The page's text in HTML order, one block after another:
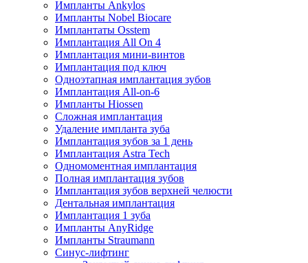
Импланты Ankylos
Импланты Nobel Biocare
Имплантаты Osstem
Имплантация All On 4
Имплантация мини-винтов
Имплантация под ключ
Одноэтапная имплантация зубов
Имплантация All-on-6
Импланты Hiossen
Сложная имплантация
Удаление импланта зуба
Имплантация зубов за 1 день
Имплантация Astra Tech
Одномоментная имплантация
Полная имплантация зубов
Имплантация зубов верхней челюсти
Дентальная имплантация
Имплантация 1 зуба
Импланты AnyRidge
Импланты Straumann
Синус-лифтинг